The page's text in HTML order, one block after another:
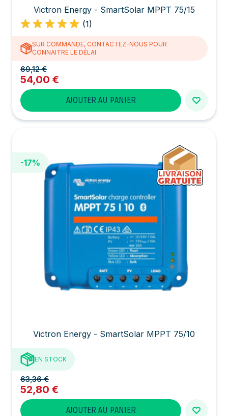
Victron Energy - SmartSolar MPPT 75/15
(1)
SUR COMMANDE, CONTACTEZ-NOUS POUR
CONNAITRE LE DÉLAI
69,12 €
54,00 €
AJOUTER AU PANIER
-17%
Victron Energy - SmartSolar MPPT 75/10
EN STOCK
63,36 €
52,80 €
AJOUTER AU PANIER